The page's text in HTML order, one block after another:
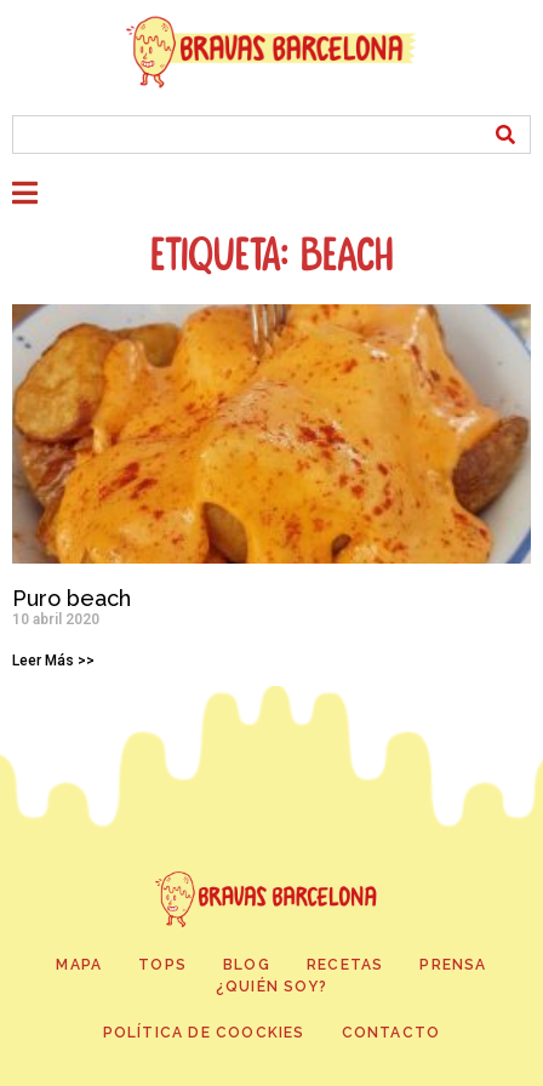
Etiqueta: beach
Puro beach
10 abril 2020
Leer Más >>
MAPA TOPS BLOG RECETAS
PRENSA
¿QUIÉN SOY?
POLÍTICA DE COOCKIES CONTACTO